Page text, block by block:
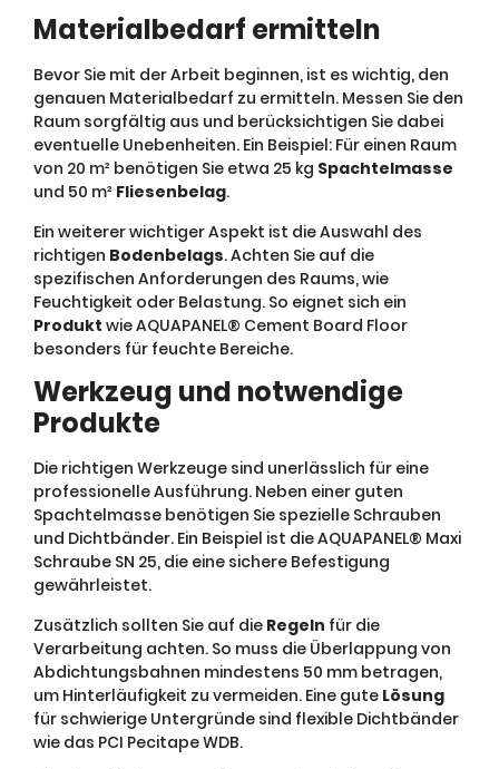
Materialbedarf ermitteln
Bevor Sie mit der Arbeit beginnen, ist es wichtig, den
genauen Materialbedarf zu ermitteln. Messen Sie den
Raum sorgfältig aus und berücksichtigen Sie dabei
eventuelle Unebenheiten. Ein Beispiel: Für einen Raum
von 20 m² benötigen Sie etwa 25 kg Spachtelmasse
und 50 m² Fliesenbelag.
Ein weiterer wichtiger Aspekt ist die Auswahl des
richtigen Bodenbelags. Achten Sie auf die
spezifischen Anforderungen des Raums, wie
Feuchtigkeit oder Belastung. So eignet sich ein
Produkt wie AQUAPANEL® Cement Board Floor
besonders für feuchte Bereiche.
Werkzeug und notwendige
Produkte
Die richtigen Werkzeuge sind unerlässlich für eine
professionelle Ausführung. Neben einer guten
Spachtelmasse benötigen Sie spezielle Schrauben
und Dichtbänder. Ein Beispiel ist die AQUAPANEL® Maxi
Schraube SN 25, die eine sichere Befestigung
gewährleistet.
Zusätzlich sollten Sie auf die Regeln für die
Verarbeitung achten. So muss die Überlappung von
Abdichtungsbahnen mindestens 50 mm betragen,
um Hinterläufigkeit zu vermeiden. Eine gute Lösung
für schwierige Untergründe sind flexible Dichtbänder
wie das PCI Pecitape WDB.